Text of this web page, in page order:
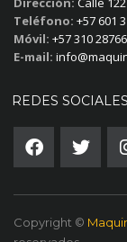
Teléfono: +57 601
Móvil: +57 310
E-mail:
REDES SOCIALES
Copyright ©